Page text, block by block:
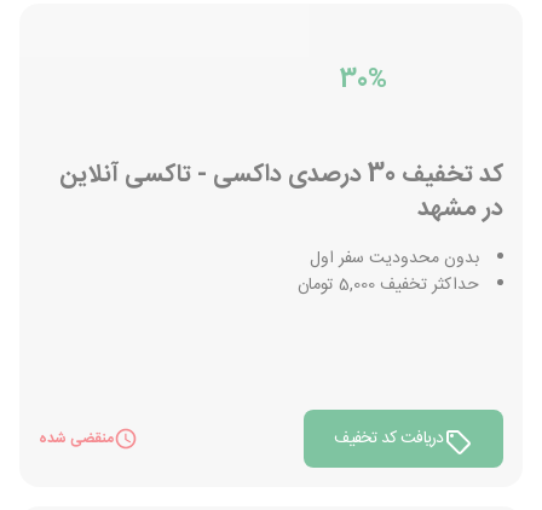
30%
کد تخفیف 30 درصدی داکسی - تاکسی آنلاین
در مشهد
بدون محدودیت سفر اول
حداکثر تخفیف 5,000 تومان
دریافت کد تخفیف منقضی شده